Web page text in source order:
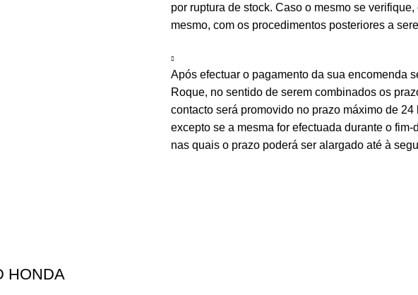
por ruptura de stock. Caso o mesmo se
mesmo, com os procedimentos posteriores a
Após efectuar o pagamento da sua encomenda
Roque, no sentido de serem combinados os
contacto será promovido no prazo máximo de
excepto se a mesma for efectuada durante o
nas quais o prazo poderá ser alargado até à
HONDA